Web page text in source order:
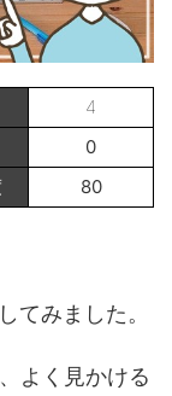
4
0
80
てみました。
よく見かける